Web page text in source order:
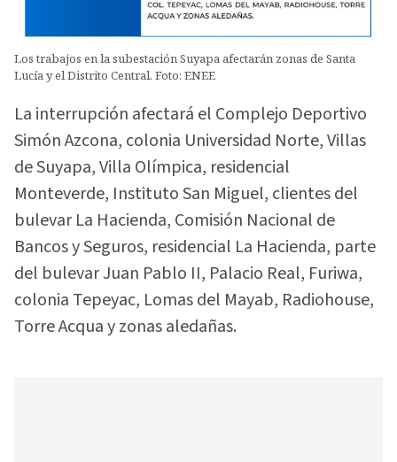
Los trabajos en la subestación Suyapa afectarán zonas de Santa
Lucía y el Distrito Central. Foto: ENEE
La interrupción afectará el Complejo Deportivo
Simón Azcona, colonia Universidad Norte, Villas
de Suyapa, Villa Olímpica, residencial
Monteverde, Instituto San Miguel, clientes del
bulevar La Hacienda, Comisión Nacional de
Bancos y Seguros, residencial La Hacienda, parte
del bulevar Juan Pablo II, Palacio Real, Furiwa,
colonia Tepeyac, Lomas del Mayab, Radiohouse,
Torre Acqua y zonas aledañas.